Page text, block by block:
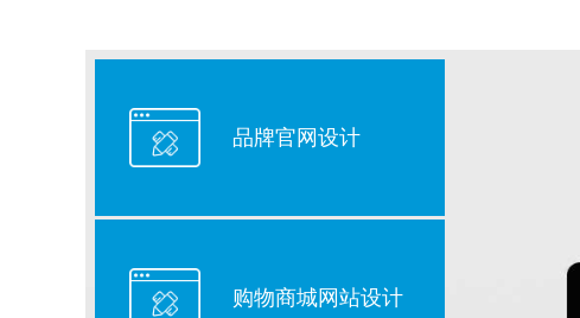
品牌官网设计
购物商城网站设计